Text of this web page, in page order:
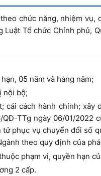
chức năng, nhiệm
Tổ chức Chính phủ,
05 năm và hàng năm;
nội bộ;
cách hành chính;
TTg ngày 06/01/2022
phục vụ chuyển đổi số
theo quy định của
phạm vi, quyền hạn
2 cấp.